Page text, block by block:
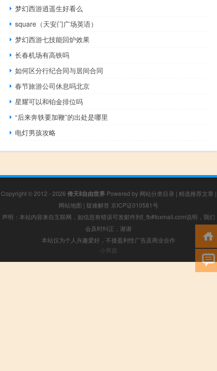
梦幻西游逍遥生好看么
square（天安门广场英语）
梦幻西游七技能回炉效果
长春机场有高铁吗
如何区分行纪合同与居间合同
春节旅游公司休息吗北京
星耀可以和铂金排位吗
“后来奔轶要加鞭”的出处是哪里
电灯男孩攻略
Copyright © 2012 - 2026 倚天Ⅱ自由世界Powered by 网站分类目录 | 精选推荐文章 |
网站地图 | 疑难解答 京ICP证010581号
声明：本站内容来自互联网，如信息有错误可发邮件到f_fb#foxmail.com说明，我们
会及时纠正，谢谢
本站仅为个人兴趣爱好，不接盈利性广告及商业合作
小男孩